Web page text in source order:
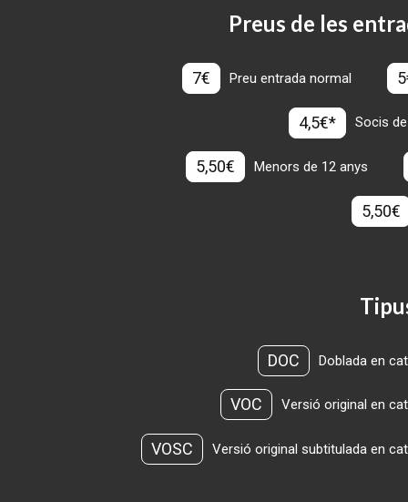
Preus de les
7€ Preu entrada normal
4,5€* Socis
5,50€ Menors de 12 anys
5,50€
DOC Doblada en
VOC Versió original en
VOSC Versió original subtitulada en